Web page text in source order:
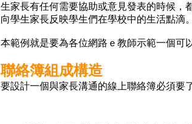
生家長有任何需要協助或意見發表的時候，
向學生家長反映學生們在學校中的生活點滴。
本範例就是要為各位網路ｅ教師示範一個可
聯絡簿組成構造
要設計一個與家長溝通的線上聯絡簿必須要